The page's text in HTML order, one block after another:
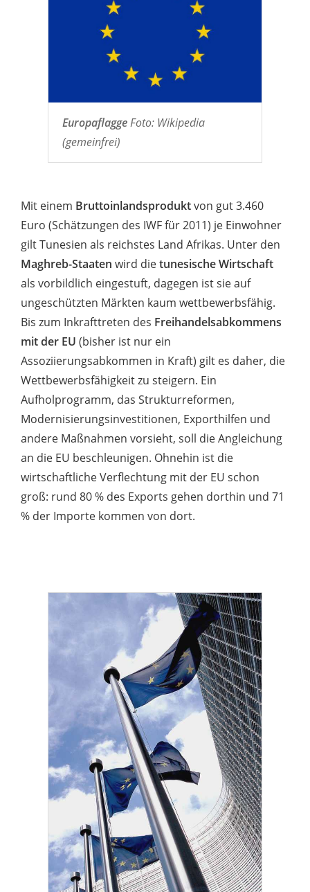
EuropaflaggeFoto: Wikipedia
(gemeinfrei)
Mit einem Bruttoinlandsproduktvon gut 3.460
Euro (Schätzungen des IWF für 2011) je Einwohner
gilt Tunesien als reichstes Land Afrikas. Unter den
Maghreb-Staaten wird dietunesische Wirtschaft
als vorbildlich eingestuft, dagegen ist sie auf
ungeschützten Märkten kaum wettbewerbsfähig.
Bis zum Inkrafttreten des Freihandelsabkommens
mit der EU (bisher ist nur ein
Assoziierungsabkommen in Kraft) gilt es daher, die
Wettbewerbsfähigkeit zu steigern. Ein
Aufholprogramm, das Strukturreformen,
Modernisierungsinvestitionen, Exporthilfen und
andere Maßnahmen vorsieht, soll die Angleichung
an die EU beschleunigen. Ohnehin ist die
wirtschaftliche Verflechtung mit der EU schon
groß: rund 80 % des Exports gehen dorthin und 71
% der Importe kommen von dort.